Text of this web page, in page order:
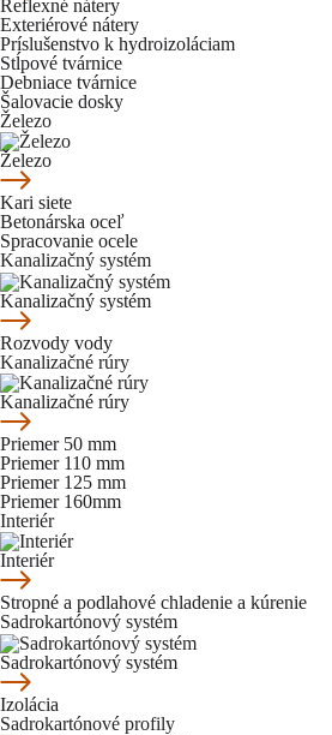
Reflexné nátery
Exteriérové nátery
Príslušenstvo k hydroizoláciam
Stĺpové tvárnice
Debniace tvárnice
Šalovacie dosky
Železo
Železo
Kari siete
Betonárska oceľ
Spracovanie ocele
Kanalizačný systém
Kanalizačný systém
Rozvody vody
Kanalizačné rúry
Kanalizačné rúry
Priemer 50 mm
Priemer 110 mm
Priemer 125 mm
Priemer 160mm
Interiér
Interiér
Stropné a podlahové chladenie a kúrenie
Sadrokartónový systém
Sadrokartónový systém
Izolácia
Sadrokartónové profily